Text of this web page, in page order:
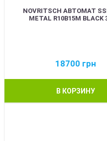
NOVRITSCH АВТОМАТ
METAL R10B15M BLACK
18700 грн
В КОРЗИНУ